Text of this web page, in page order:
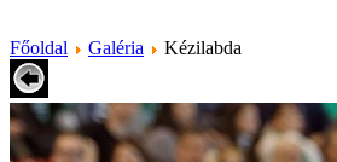
Főoldal Galéria Kézilabda